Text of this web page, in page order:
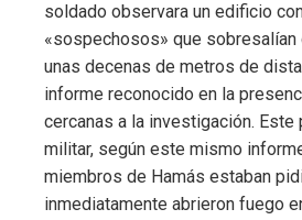
soldado observara un edificio
«sospechosos» que sobresalían
unas decenas de metros de
informe reconocido en la
cercanas a la investigación. Este
militar, según este mismo
miembros de Hamás estaban
inmediatamente abrieron fuego